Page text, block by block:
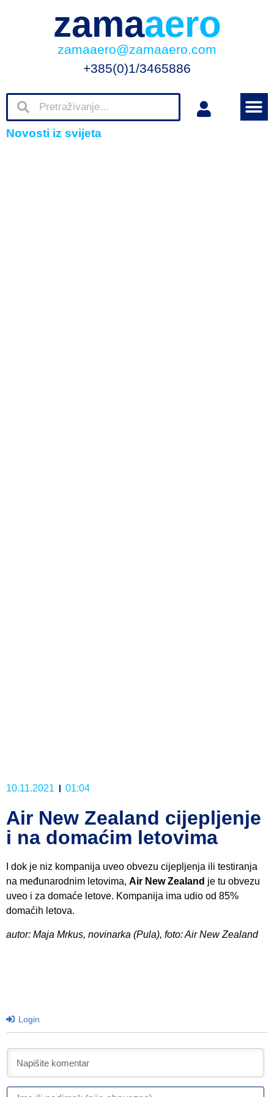
zamaaero
zamaaero@zamaaero.com
+385(0)1/3465886
Novosti iz svijeta
10.11.2021 01:04
Air New Zealand cijepljenje
i na domaćim letovima
I dok je niz kompanija uveo obvezu cijepljenja ili testiranja
na međunarodnim letovima, Air New Zealand je tu obvezu
uveo i za domaće letove. Kompanija ima udio od 85%
domaćih letova.
autor: Maja Mrkus, novinarka (Pula), foto: Air New Zealand
Login